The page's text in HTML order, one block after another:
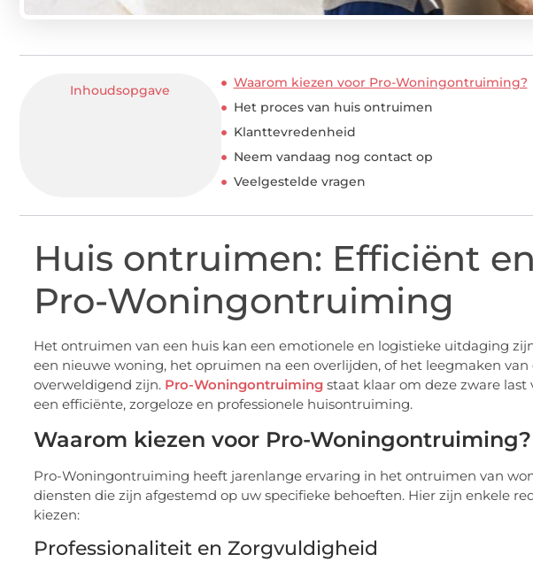
Inhoudsopgave
Waarom kiezen voor Pro-Woningontruiming?
Het proces van huis ontruimen
Klanttevredenheid
Neem vandaag nog contact op
Veelgestelde vragen
Huis ontruimen: Efficiënt
Pro-Woningontruiming
Het ontruimen van een huis kan een emotionele en logistieke uitdaging
een nieuwe woning, het opruimen na een overlijden, of het leegmaken
overweldigend zijn. Pro-Woningontruiming staat klaar om deze zware
een efficiënte, zorgeloze en professionele huisontruiming.
Waarom kiezen voor Pro-Woningontruiming?
Pro-Woningontruiming heeft jarenlange ervaring in het ontruimen van
diensten die zijn afgestemd op uw specifieke behoeften. Hier zijn enkele
kiezen:
Professionaliteit en Zorgvuldigheid